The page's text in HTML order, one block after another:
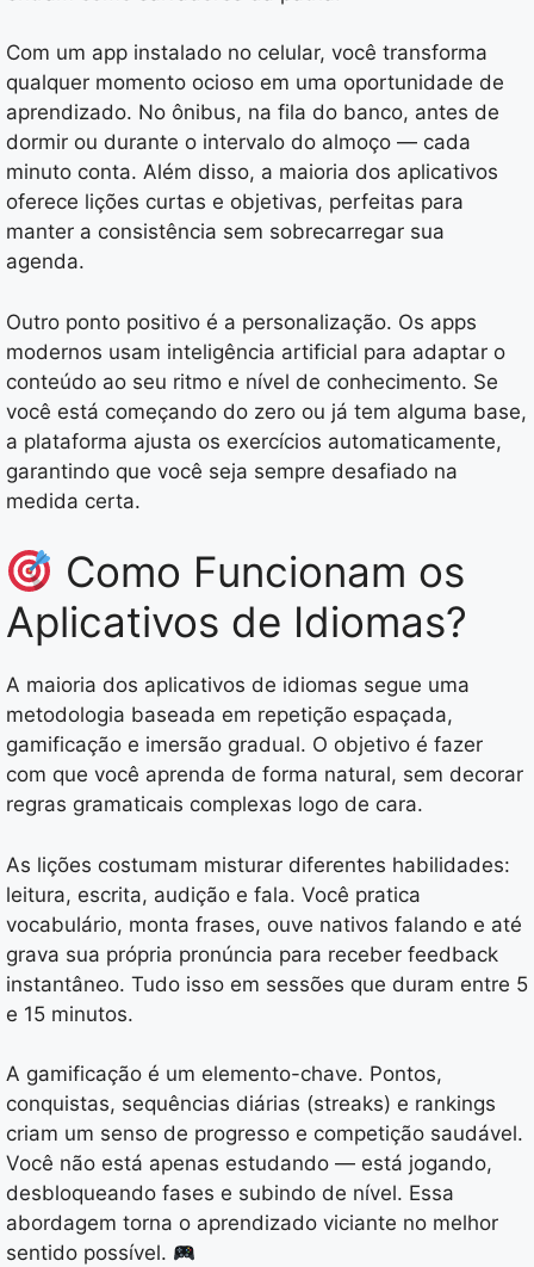
Com um app instalado no celular, você transforma
qualquer momento ocioso em uma oportunidade de
aprendizado. No ônibus, na fila do banco, antes de
dormir ou durante o intervalo do almoço — cada
minuto conta. Além disso, a maioria dos aplicativos
oferece lições curtas e objetivas, perfeitas para
manter a consistência sem sobrecarregar sua
agenda.
Outro ponto positivo é a personalização. Os apps
modernos usam inteligência artificial para adaptar o
conteúdo ao seu ritmo e nível de conhecimento. Se
você está começando do zero ou já tem alguma base,
a plataforma ajusta os exercícios automaticamente,
garantindo que você seja sempre desafiado na
medida certa.
Como Funcionam os
Aplicativos de Idiomas?
A maioria dos aplicativos de idiomas segue uma
metodologia baseada em repetição espaçada,
gamificação e imersão gradual. O objetivo é fazer
com que você aprenda de forma natural, sem decorar
regras gramaticais complexas logo de cara.
As lições costumam misturar diferentes habilidades:
leitura, escrita, audição e fala. Você pratica
vocabulário, monta frases, ouve nativos falando e até
grava sua própria pronúncia para receber feedback
instantâneo. Tudo isso em sessões que duram entre 5
e 15 minutos.
A gamificação é um elemento-chave. Pontos,
conquistas, sequências diárias (streaks) e rankings
criam um senso de progresso e competição saudável.
Você não está apenas estudando — está jogando,
desbloqueando fases e subindo de nível. Essa
abordagem torna o aprendizado viciante no melhor
sentido possível.